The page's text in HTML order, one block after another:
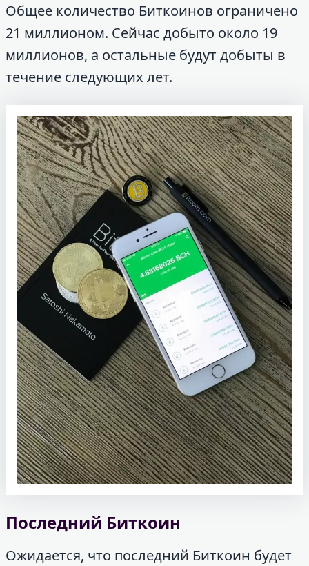
Общее количество Биткоинов ограничено
21 миллионом. Сейчас добыто около 19
миллионов, а остальные будут добыты в
течение следующих лет.
Последний Биткоин
Ожидается, что последний Биткоин будет